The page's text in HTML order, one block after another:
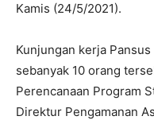
Kamis (24/5/2021).
Kunjungan kerja
sebanyak 10 orang
Perencanaan Program
Direktur Pengamanan